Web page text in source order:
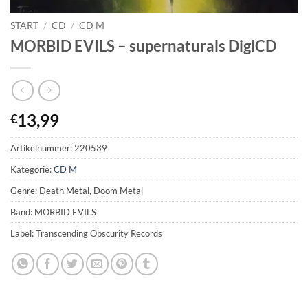
START / CD / CD M
MORBID EVILS – supernaturals DigiCD
€13,99
Artikelnummer:220539
Kategorie:CD M
Genre: Death Metal, Doom Metal
Band: MORBID EVILS
Label: Transcending Obscurity Records